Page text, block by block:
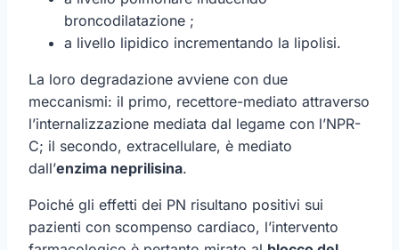
broncodilatazione ;
a livello lipidico incrementando la lipolisi.
La loro degradazione avviene con due
meccanismi: il primo, recettore-mediato attraverso
l’internalizzazione mediata dal legame con l’NPR-
C; il secondo, extracellulare, è mediato
dall’enzima neprilisina.
Poiché gli effetti dei PN risultano positivi sui
pazienti con scompenso cardiaco, l’intervento